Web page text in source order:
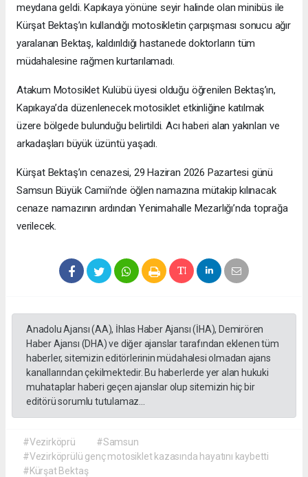
meydana geldi. Kapıkaya yönüne seyir halinde olan minibüs ile
Kürşat Bektaş’ın kullandığı motosikletin çarpışması sonucu ağır
yaralanan Bektaş, kaldırıldığı hastanede doktorların tüm
müdahalesine rağmen kurtarılamadı.
Atakum Motosiklet Kulübü üyesi olduğu öğrenilen Bektaş’ın,
Kapıkaya’da düzenlenecek motosiklet etkinliğine katılmak
üzere bölgede bulunduğu belirtildi. Acı haberi alan yakınları ve
arkadaşları büyük üzüntü yaşadı.
Kürşat Bektaş’ın cenazesi, 29 Haziran 2026 Pazartesi günü
Samsun Büyük Camii’nde öğlen namazına mütakip kılınacak
cenaze namazının ardından Yenimahalle Mezarlığı’nda toprağa
verilecek.
Anadolu Ajansı (AA), İhlas Haber Ajansı (İHA), Demirören
Haber Ajansı (DHA) ve diğer ajanslar tarafından eklenen tüm
haberler, sitemizin editörlerinin müdahalesi olmadan ajans
kanallarından çekilmektedir. Bu haberlerde yer alan hukuki
muhataplar haberi geçen ajanslar olup sitemizin hiç bir
editörü sorumlu tutulamaz...
#Vezirköprü
#Samsun
#Vezirköprülü genç motosiklet kazasında hayatını kaybetti
#Kürşat Bektaş